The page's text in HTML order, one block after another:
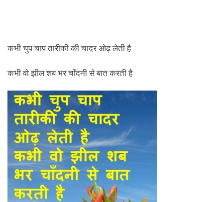
कभी चुप चाप तारीकी की चादर ओढ़ लेती है
कभी वो झील शब भर चाँदनी से बात करती है